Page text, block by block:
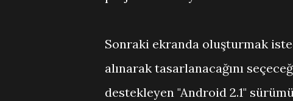
Sonraki ekranda oluşturmak
alınarak tasarlanacağını
destekleyen "Android 2.1"